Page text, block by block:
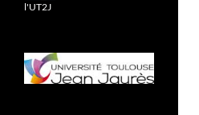
l'UT2J